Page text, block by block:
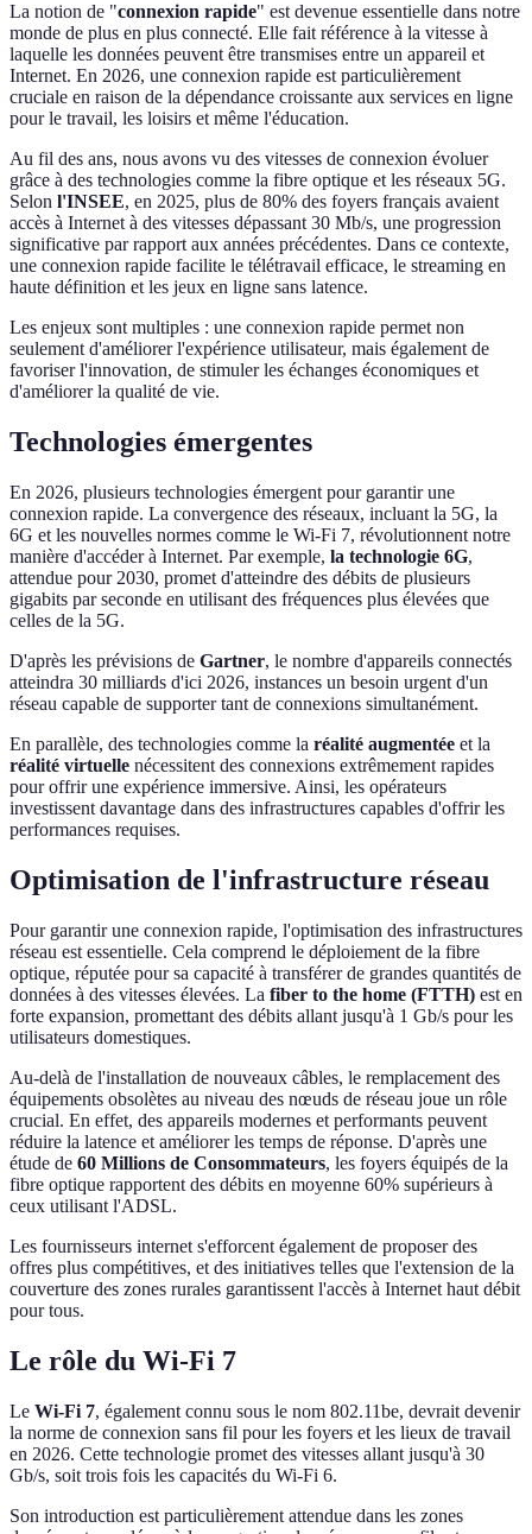
La notion de "connexion rapide" est devenue essentielle dans notre
monde de plus en plus connecté. Elle fait référence à la vitesse à
laquelle les données peuvent être transmises entre un appareil et
Internet. En 2026, une connexion rapide est particulièrement
cruciale en raison de la dépendance croissante aux services en ligne
pour le travail, les loisirs et même l'éducation.
Au fil des ans, nous avons vu des vitesses de connexion évoluer
grâce à des technologies comme la fibre optique et les réseaux 5G.
Selon l'INSEE, en 2025, plus de 80% des foyers français avaient
accès à Internet à des vitesses dépassant 30 Mb/s, une progression
significative par rapport aux années précédentes. Dans ce contexte,
une connexion rapide facilite le télétravail efficace, le streaming en
haute définition et les jeux en ligne sans latence.
Les enjeux sont multiples : une connexion rapide permet non
seulement d'améliorer l'expérience utilisateur, mais également de
favoriser l'innovation, de stimuler les échanges économiques et
d'améliorer la qualité de vie.
Technologies émergentes
En 2026, plusieurs technologies émergent pour garantir une
connexion rapide. La convergence des réseaux, incluant la 5G, la
6G et les nouvelles normes comme le Wi-Fi 7, révolutionnent notre
manière d'accéder à Internet. Par exemple, la technologie 6G,
attendue pour 2030, promet d'atteindre des débits de plusieurs
gigabits par seconde en utilisant des fréquences plus élevées que
celles de la 5G.
D'après les prévisions de Gartner, le nombre d'appareils connectés
atteindra 30 milliards d'ici 2026, instances un besoin urgent d'un
réseau capable de supporter tant de connexions simultanément.
En parallèle, des technologies comme la réalité augmentée et la
réalité virtuelle nécessitent des connexions extrêmement rapides
pour offrir une expérience immersive. Ainsi, les opérateurs
investissent davantage dans des infrastructures capables d'offrir les
performances requises.
Optimisation de l'infrastructure réseau
Pour garantir une connexion rapide, l'optimisation des infrastructures
réseau est essentielle. Cela comprend le déploiement de la fibre
optique, réputée pour sa capacité à transférer de grandes quantités de
données à des vitesses élevées. La fiber to the home (FTTH) est en
forte expansion, promettant des débits allant jusqu'à 1 Gb/s pour les
utilisateurs domestiques.
Au-delà de l'installation de nouveaux câbles, le remplacement des
équipements obsolètes au niveau des nœuds de réseau joue un rôle
crucial. En effet, des appareils modernes et performants peuvent
réduire la latence et améliorer les temps de réponse. D'après une
étude de 60 Millions de Consommateurs, les foyers équipés de la
fibre optique rapportent des débits en moyenne 60% supérieurs à
ceux utilisant l'ADSL.
Les fournisseurs internet s'efforcent également de proposer des
offres plus compétitives, et des initiatives telles que l'extension de la
couverture des zones rurales garantissent l'accès à Internet haut débit
pour tous.
Le rôle du Wi-Fi 7
Le Wi-Fi 7, également connu sous le nom 802.11be, devrait devenir
la norme de connexion sans fil pour les foyers et les lieux de travail
en 2026. Cette technologie promet des vitesses allant jusqu'à 30
Gb/s, soit trois fois les capacités du Wi-Fi 6.
Son introduction est particulièrement attendue dans les zones